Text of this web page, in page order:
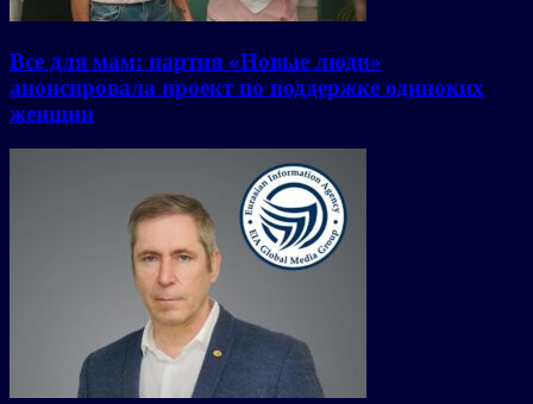
Все для мам: партия «Новые люди»
анонсировала проект по поддержке одиноких
женщин